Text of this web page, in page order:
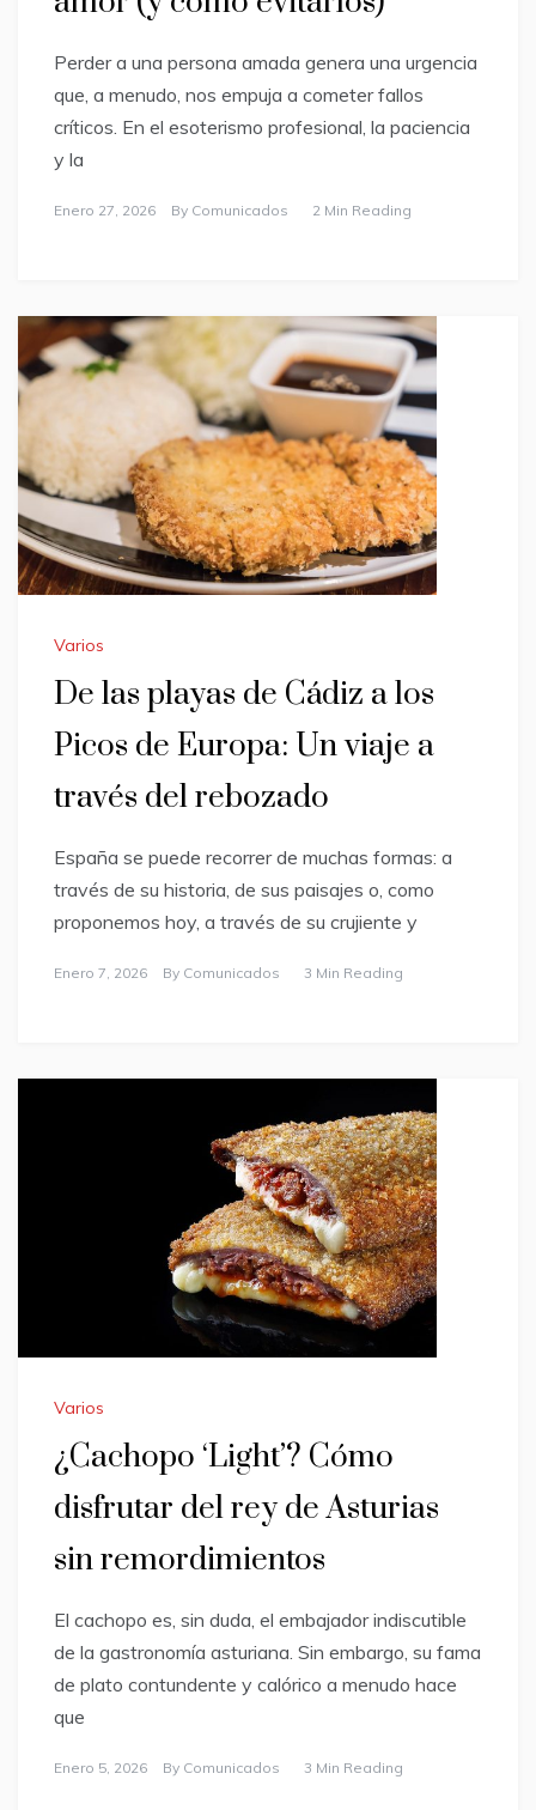
Perder a una persona amada genera una urgencia
que, a menudo, nos empuja a cometer fallos
críticos. En el esoterismo profesional, la paciencia
y la
Enero 27, 2026 By Comunicados 2 Min Reading
Varios
De las playas de Cádiz a los
Picos de Europa: Un viaje a
través del rebozado
España se puede recorrer de muchas formas: a
través de su historia, de sus paisajes o, como
proponemos hoy, a través de su crujiente y
Enero 7, 2026 By Comunicados 3 Min Reading
Varios
¿Cachopo ‘Light’? Cómo
disfrutar del rey de Asturias
sin remordimientos
El cachopo es, sin duda, el embajador indiscutible
de la gastronomía asturiana. Sin embargo, su fama
de plato contundente y calórico a menudo hace
que
Enero 5, 2026 By Comunicados 3 Min Reading